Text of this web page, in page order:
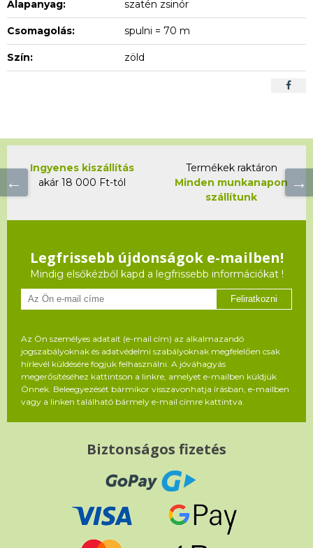
Alapanyag: szatén zsinór
Csomagolás: spulni = 70 m
Szín: zöld
Ingyenes kiszállítás
akár 18 000 Ft-tól
Termékek raktáron
Minden munkanapon
szállítunk
Legfrissebb újdonságok e-mailben!
Mindig elsőkézből kapd a legfrissebb információkat !
Feliratkozni
Az Ön személyes adatait (e-mail cím) az alkalmazandó
jogszabályoknak és adatvédelmi szabályoknak megfelelően csak
hírlevél küldésére fogjuk felhasználni. A jóváhagyás
megerősítéséhez kattintson a linkre, amelyet e-mailben küldjük
Önnek. Beleegyezését bármikor visszavonhatja írásban, e-mailben
vagy a linken található bármely e-mail címre kattintva.
Biztonságos fizetés